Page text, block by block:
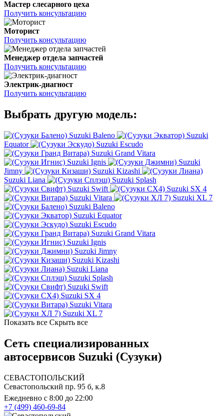
Мастер слесарного цеха
Получить консультацию
Моторист
Получить консультацию
Менеджер отдела запчастей
Получить консультацию
Электрик-диагност
Получить консультацию
Выбрать другую модель:
Suzuki Baleno
Suzuki
Equator
Suzuki Escudo
Suzuki Grand Vitara
Suzuki Ignis
Suzuki
Jimny
Suzuki Kizashi
Suzuki Liana
Suzuki Splash
Suzuki Swift
Suzuki SX 4
Suzuki Vitara
Suzuki XL 7
Suzuki Baleno
Suzuki Equator
Suzuki Escudo
Suzuki Grand Vitara
Suzuki Ignis
Suzuki Jimny
Suzuki Kizashi
Suzuki Liana
Suzuki Splash
Suzuki Swift
Suzuki SX 4
Suzuki Vitara
Suzuki XL 7
Показать все Скрыть все
Сеть специализированных
автосервисов Suzuki (Сузуки)
СЕВАСТОПОЛЬСКИЙ
Севастопольский пр. 95 б, к.8
Ежедневно с 8:00 до 22:00
+7 (499) 460-69-84